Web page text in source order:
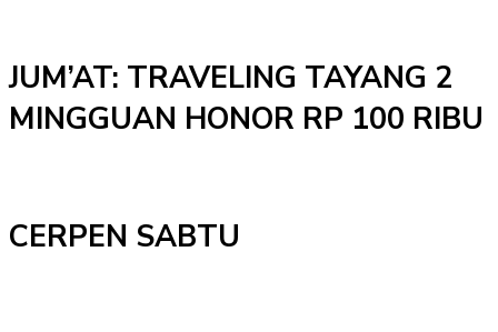
JUM’AT: TRAVELING TAYANG 2
MINGGUAN HONOR RP 100 RIBU
CERPEN SABTU